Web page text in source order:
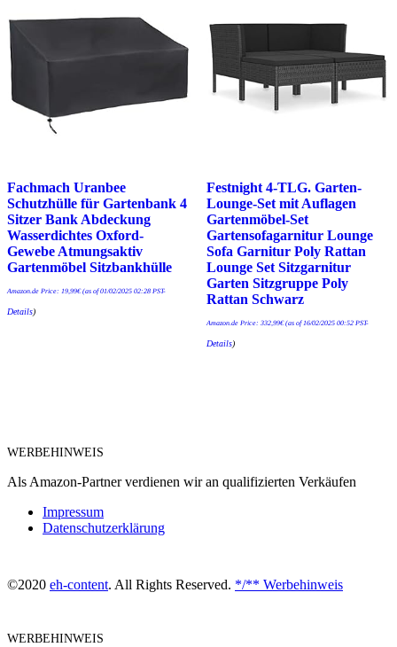
Fachmach Uranbee
Schutzhülle für Gartenbank 4
Sitzer Bank Abdeckung
Wasserdichtes Oxford-
Gewebe Atmungsaktiv
Gartenmöbel Sitzbankhülle
Amazon.de Price: 19,99€(as of 01/02/2025 02:28 PST-
Details)
Festnight 4-TLG. Garten-
Lounge-Set mit Auflagen
Gartenmöbel-Set
Gartensofagarnitur Lounge
Sofa Garnitur Poly Rattan
Lounge Set Sitzgarnitur
Garten Sitzgruppe Poly
Rattan Schwarz
Amazon.de Price: 332,99€(as of 16/02/2025 00:52 PST-
Details)
WERBEHINWEIS
Als Amazon-Partner verdienen wir an qualifizierten Verkäufen
Impressum
Datenschutzerklärung
©2020 eh-content. All Rights Reserved. */** Werbehinweis
WERBEHINWEIS